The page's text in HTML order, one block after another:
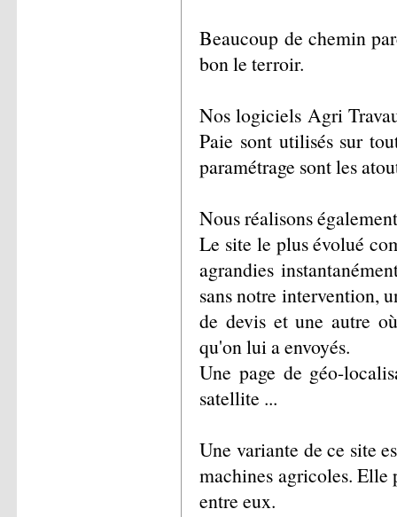
Beaucoup de chemin
bon le terroir.
Nos logiciels Agri
Paie sont utilisés sur
paramétrage sont les
Nous réalisons
Le site le plus évolué
agrandies
sans notre intervention,
de devis et une autre
qu'on lui a envoyés.
Une page de géo-
satellite ...
Une variante de ce site
machines agricoles. Elle
entre eux.